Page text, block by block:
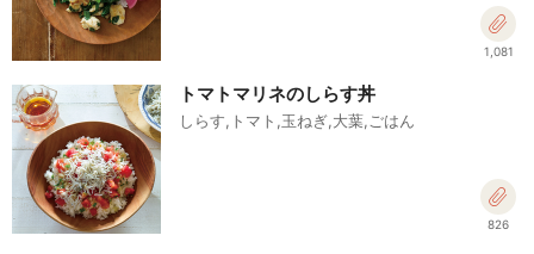
1,081
トマトマリネのしらす丼
しらす,トマト,玉ねぎ,大葉,ごはん
826